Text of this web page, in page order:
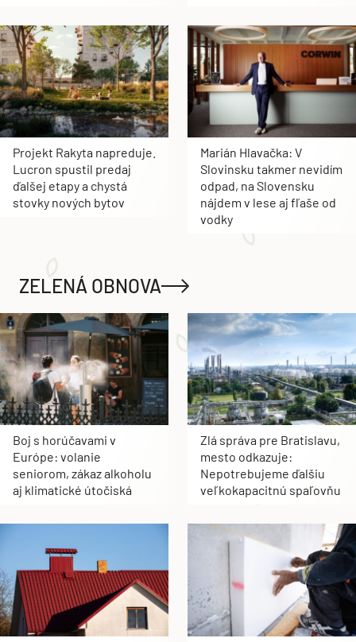
Projekt Rakyta napreduje.
Lucron spustil predaj
ďalšej etapy a chystá
stovky nových bytov
Marián Hlavačka: V
Slovinsku takmer nevidím
odpad, na Slovensku
nájdem v lese aj fľaše od
vodky
ZELENÁ OBNOVA
Boj s horúčavami v
Európe: volanie
seniorom, zákaz alkoholu
aj klimatické útočiská
Zlá správa pre Bratislavu,
mesto odkazuje:
Nepotrebujeme ďalšiu
veľkokapacitnú spaľovňu